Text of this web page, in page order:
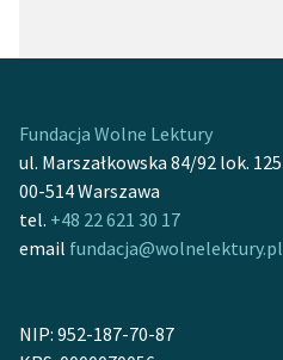
Fundacja Wolne Lektury
ul. Marszałkowska 84/92 lok. 125
00-514 Warszawa
tel. +48 22 621 30 17
email fundacja@wolnelektury.pl
NIP: 952-187-70-87